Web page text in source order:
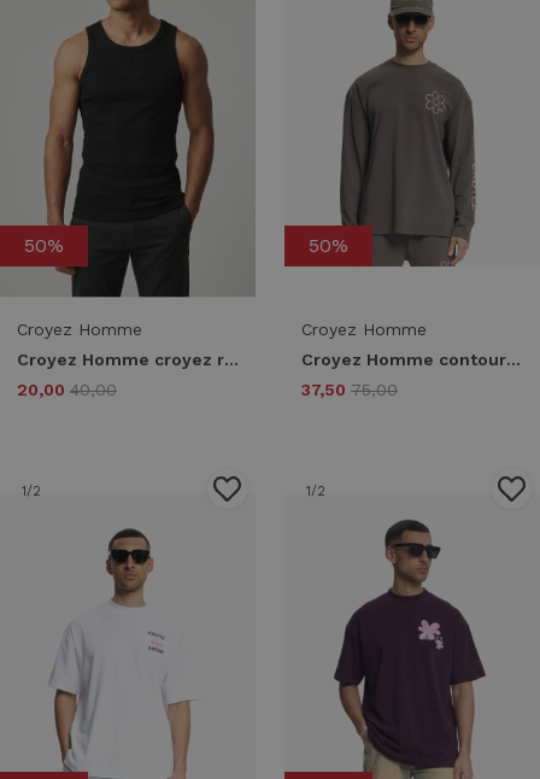
50%
Croyez Homme
Croyez Homme croyez ribbed tank top Tanktops black
20,00 40,00
50%
Croyez Homme
Croyez Homme contour de la fleur t-shirt cra40026069 Print T-shirts 5022 washed brown
37,50 75,00
1/2 1/2